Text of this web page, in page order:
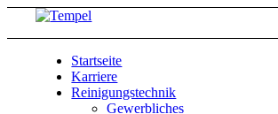
Startseite
Karriere
Reinigungstechnik
Gewerbliches